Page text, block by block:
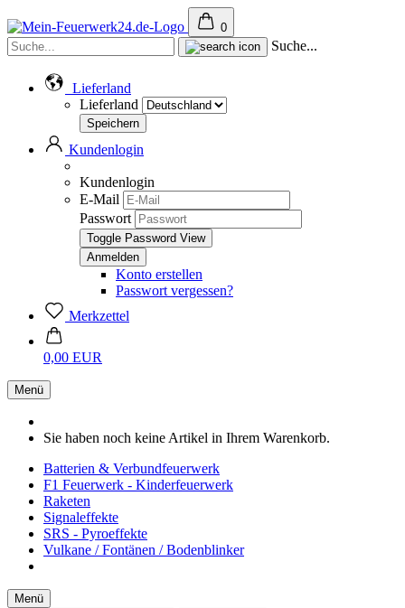
0
Suche...
Lieferland
Lieferland
Kundenlogin
Kundenlogin
E-Mail
Passwort
Toggle Password View
Konto erstellen
Passwort vergessen?
Merkzettel
0,00 EUR
Menü
Sie haben noch keine Artikel in Ihrem Warenkorb.
Batterien & Verbundfeuerwerk
F1 Feuerwerk - Kinderfeuerwerk
Raketen
Signaleffekte
SRS - Pyroeffekte
Vulkane / Fontänen / Bodenblinker
Menü